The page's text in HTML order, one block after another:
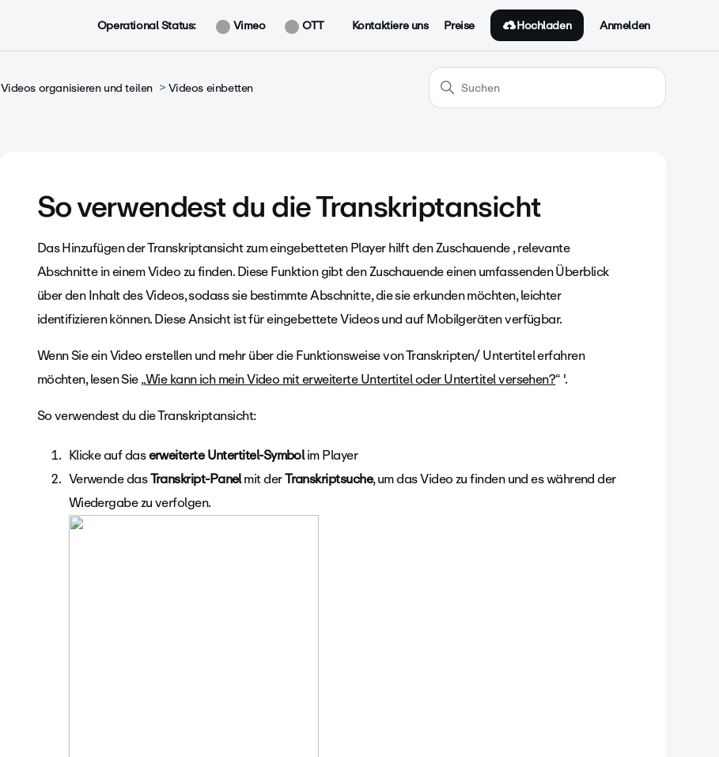
Operational Status: Vimeo OTT Kontaktiere uns Preise Hochladen Anmelden
Videos organisieren und teilen Videos einbetten
So verwendest du die Transkriptansicht
Das Hinzufügen der Transkriptansicht zum eingebetteten Player hilft den Zuschauende , relevante
Abschnitte in einem Video zu finden. Diese Funktion gibt den Zuschauende einen umfassenden Überblick
über den Inhalt des Videos, sodass sie bestimmte Abschnitte, die sie erkunden möchten, leichter
identifizieren können. Diese Ansicht ist für eingebettete Videos und auf Mobilgeräten verfügbar.
Wenn Sie ein Video erstellen und mehr über die Funktionsweise von Transkripten/ Untertitel erfahren
möchten, lesen Sie „Wie kann ich mein Video mit erweiterte Untertitel oder Untertitel versehen?“ '.
So verwendest du die Transkriptansicht:
Klicke auf daserweiterte Untertitel-Symbolim Player
Verwende dasTranskript-Panelmit derTranskriptsuche, um das Video zu finden und es während der
Wiedergabe zu verfolgen.